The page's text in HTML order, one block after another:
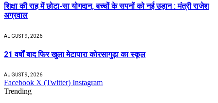
शिक्षा की राह में छोटा-सा योगदान, बच्चों के सपनों को नई उड़ान : मंत्री राजेश
अग्रवाल
AUGUST 9, 2026
21 वर्षों बाद फिर खुला मेटापारा कोरसागुड़ा का स्कूल
AUGUST 9, 2026
Facebook X (Twitter) Instagram
Trending